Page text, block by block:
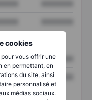
cookies
vous offrir une
en permettant, en
du site, ainsi
personnalisé et
médias sociaux.
XXXXXXX
XXXXXXX